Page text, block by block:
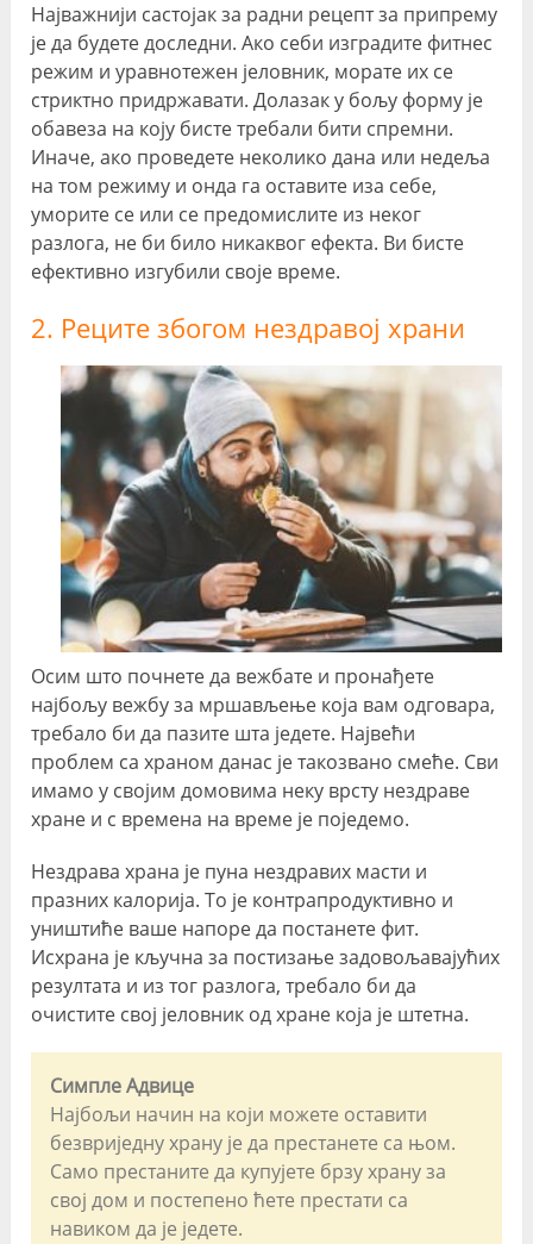
Најважнији састојак за радни рецепт за припрему
је да будете доследни. Ако себи изградите фитнес
режим и уравнотежен јеловник, морате их се
стриктно придржавати. Долазак у бољу форму је
обавеза на коју бисте требали бити спремни.
Иначе, ако проведете неколико дана или недеља
на том режиму и онда га оставите иза себе,
уморите се или се предомислите из неког
разлога, не би било никаквог ефекта. Ви бисте
ефективно изгубили своје време.
2. Реците збогом нездравој храни
Осим што почнете да вежбате и пронађете
најбољу вежбу за мршављење која вам одговара,
требало би да пазите шта једете. Највећи
проблем са храном данас је такозвано смеће. Сви
имамо у својим домовима неку врсту нездраве
хране и с времена на време је поједемо.
Нездрава храна је пуна нездравих масти и
празних калорија. То је контрапродуктивно и
уништиће ваше напоре да постанете фит.
Исхрана је кључна за постизање задовољавајућих
резултата и из тог разлога, требало би да
очистите свој јеловник од хране која је штетна.
Симпле Адвице
Најбољи начин на који можете оставити
безвриједну храну је да престанете са њом.
Само престаните да купујете брзу храну за
свој дом и постепено ћете престати са
навиком да је једете.